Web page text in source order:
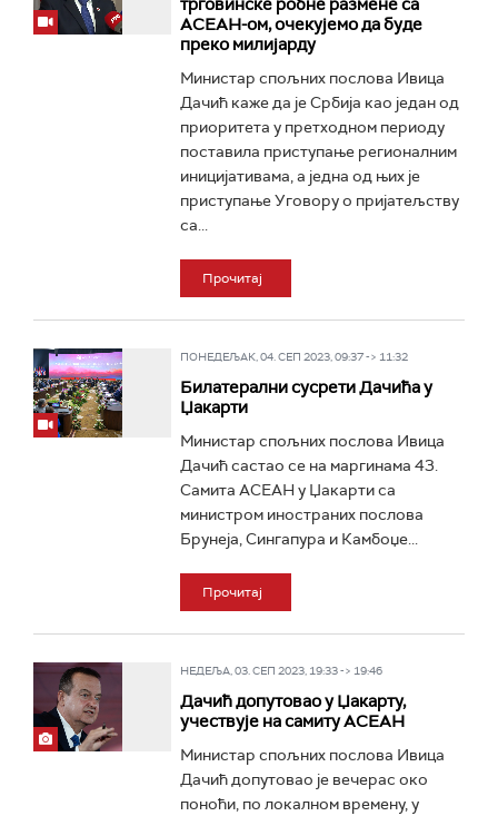
трговинске робне размене са
АСЕАН-ом, очекујемо да буде
преко милијарду
Министар спољних послова Ивица
Дачић каже да је Србија као један од
приоритета у претходном периоду
поставила приступање регионалним
иницијативама, а једна од њих је
приступање Уговору о пријатељству
са...
Прочитај
ПОНЕДЕЉАК, 04. СЕП 2023, 09:37 -> 11:32
Билатерални сусрети Дачића у
Џакарти
Министар спољних послова Ивица
Дачић састао се на маргинама 43.
Самита АСЕАН у Џакарти са
министром иностраних послова
Брунеја, Сингапура и Камбоџе...
Прочитај
НЕДЕЉА, 03. СЕП 2023, 19:33 -> 19:46
Дачић допутовао у Џакарту,
учествује на самиту АСЕАН
Министар спољних послова Ивица
Дачић допутовао је вечерас око
поноћи, по локалном времену, у